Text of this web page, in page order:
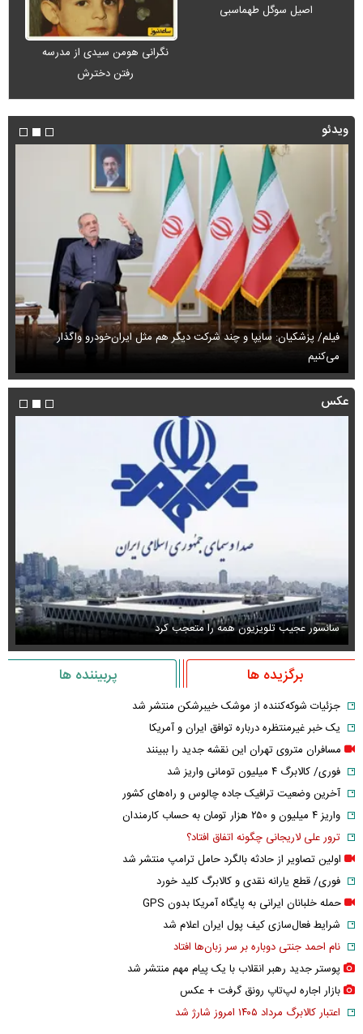
اصیل سوگل طهماسبی
نگرانی هومن سیدی از مدرسه
رفتن دخترش
ویدئو
فیلم/ پزشکیان: سایپا و چند شرکت دیگر هم مثل ایران‌خودرو واگذار
می‌کنیم
عکس
سانسور عجیب تلویزیون همه را متعجب کرد
برگزیده ها پربیننده ها
جزئیات شوکه‌کننده از موشک خیبرشکن منتشر شد
یک خبر غیرمنتظره درباره توافق ایران و آمریکا
مسافران متروی تهران این نقشه جدید را ببینند
فوری/ کالابرگ ۴ میلیون تومانی واریز شد
آخرین وضعیت ترافیک جاده چالوس و راه‌های کشور
واریز ۴ میلیون و ۲۵۰ هزار تومان به حساب کارمندان
ترور علی لاریجانی چگونه اتفاق افتاد؟
اولین تصاویر از حادثه بالگرد حامل ترامپ منتشر شد
فوری/ قطع یارانه نقدی و کالابرگ کلید خورد
حمله خلبانان ایرانی به پایگاه آمریکا بدون GPS
شرایط فعال‌سازی کیف پول ایران اعلام شد
نام احمد جنتی دوباره بر سر زبان‌ها افتاد
پوستر جدید رهبر انقلاب با یک پیام مهم منتشر شد
بازار اجاره لپ‌تاپ رونق گرفت + عکس
اعتبار کالابرگ مرداد ۱۴۰۵ امروز شارژ شد